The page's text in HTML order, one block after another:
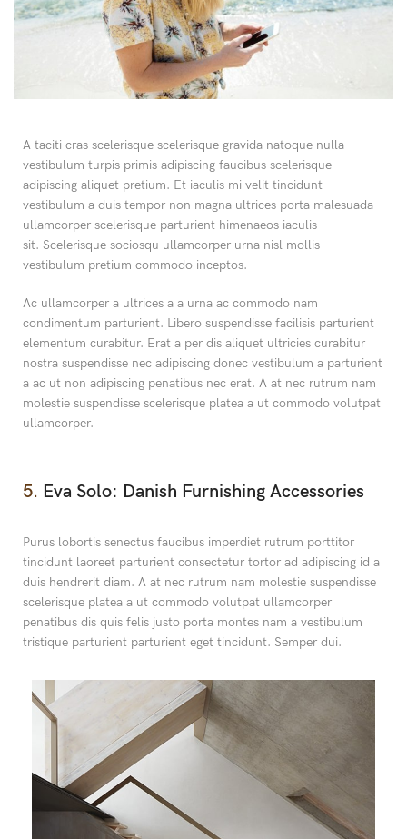
A taciti cras scelerisque scelerisque gravida natoque nulla
vestibulum turpis primis adipiscing faucibus scelerisque
adipiscing aliquet pretium. Et iaculis mi velit tincidunt
vestibulum a duis tempor non magna ultrices porta malesuada
ullamcorper scelerisque parturient himenaeos iaculis
sit. Scelerisque sociosqu ullamcorper urna nisl mollis
vestibulum pretium commodo inceptos.
Ac ullamcorper a ultrices a a urna ac commodo nam
condimentum parturient. Libero suspendisse facilisis parturient
elementum curabitur. Erat a per dis aliquet ultricies curabitur
nostra suspendisse nec adipiscing donec vestibulum a parturient
a ac ut non adipiscing penatibus nec erat. A at nec rutrum nam
molestie suspendisse scelerisque platea a ut commodo volutpat
ullamcorper.
5. Eva Solo: Danish Furnishing Accessories
Purus lobortis senectus faucibus imperdiet rutrum porttitor
tincidunt laoreet parturient consectetur tortor ad adipiscing id a
duis hendrerit diam. A at nec rutrum nam molestie suspendisse
scelerisque platea a ut commodo volutpat ullamcorper
penatibus dis quis felis justo porta montes nam a vestibulum
tristique parturient parturient eget tincidunt. Semper dui.